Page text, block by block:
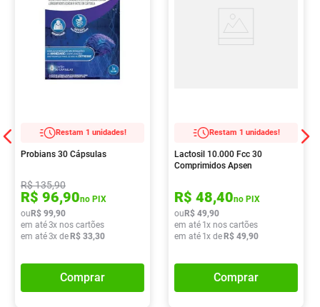
Restam 1 unidades!
Probians 30 Cápsulas
R$135,90
R$ 96,90no PIX
ou R$ 99,90
em até3x nos cartões
em até3x de R$ 33,30
Comprar
Restam 1 unidades!
Lactosil 10.000 Fcc 30
Comprimidos Apsen
R$ 48,40no PIX
ou R$ 49,90
em até 1x nos cartões
em até 1x de R$ 49,90
Comprar